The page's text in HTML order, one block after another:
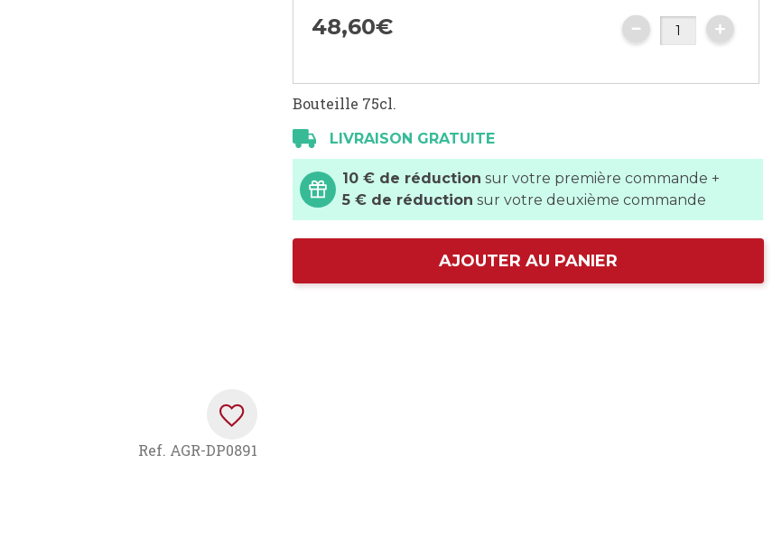
Ref. AGR-DP0891
48,60€
Bouteille 75cl.
LIVRAISON GRATUITE
10 € de réduction sur votre première commande +
5 € de réduction sur votre deuxième commande
AJOUTER AU PANIER